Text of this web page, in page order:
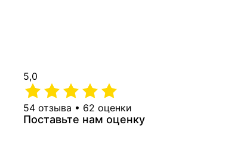
5,0
54 отзыва • 62 оценки
Поставьте нам оценку